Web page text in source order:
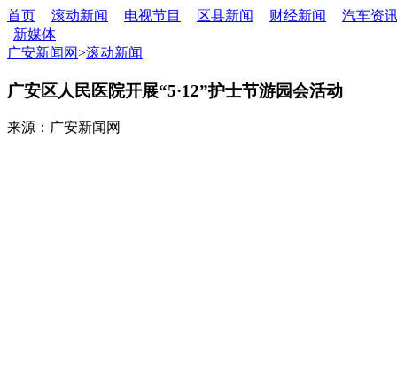
首页 滚动新闻 电视节目 区县新闻 财经新闻
汽车资
新媒体
广安新闻网>滚动新闻
广安区人民医院开展“5·12”护士节游园会活动
来源：广安新闻网